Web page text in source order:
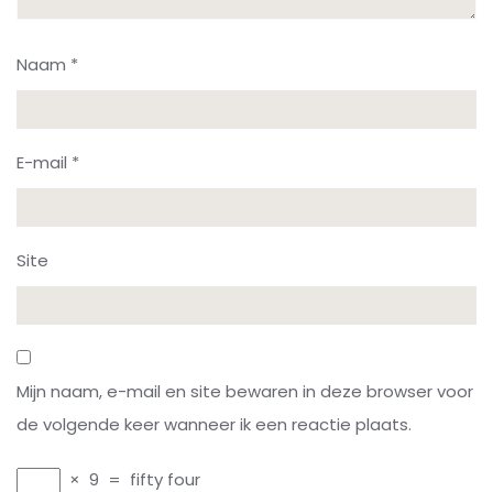
Naam *
E-mail *
Site
Mijn naam, e-mail en site bewaren in deze browser voor
de volgende keer wanneer ik een reactie plaats.
× 9 = fifty four